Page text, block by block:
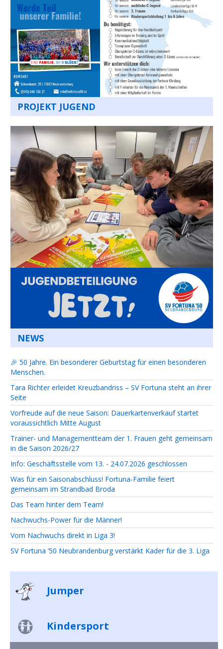
PROJEKT JUGEND
NEWS
🎉 50 Jahre. Ein besonderer Geburtstag für einen besonderen
Menschen.
Tara Richter erleidet Kreuzbandriss – SV Fortuna steht an ihrer
Seite
Vorfreude auf die neue Saison: Dauerkartenverkauf startet
voraussichtlich Mitte August
Trainer- und Managementteam der 1. Frauen geht gemeinsam
in die Saison 2026/27
Info: Geschäftsstelle vom 13. - 24.07.2026 geschlossen
Was für ein Saisonabschluss! Fortuna-Familie feiert
gemeinsam im Strandbad Broda
Das Team hinter dem Team!
Nachwuchs-Power für die Männer!
Vom Nachwuchs direkt in Liga 3!
SV Fortuna ’50 Neubrandenburg verstärkt Kader für die 3. Liga
Jumper
Kindersport